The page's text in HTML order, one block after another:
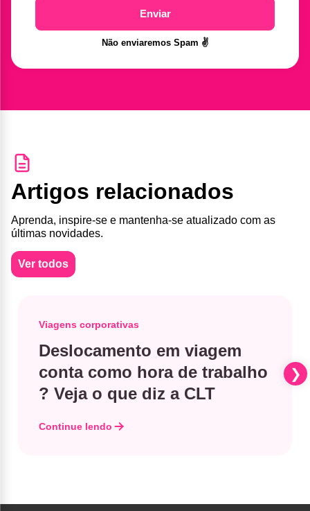
Enviar
Não enviaremos Spam ✌️
Artigos relacionados
Aprenda, inspire-se e mantenha-se atualizado com as
últimas novidades.
Ver todos
Viagens corporativas
Deslocamento em viagem
conta como hora de trabalho​
? Veja o que diz a CLT
Continue lendo